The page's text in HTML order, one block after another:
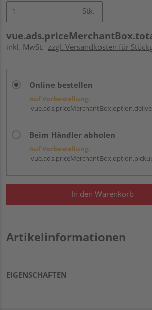
Stk.
inkl. MwSt. zzgl. Versandkosten für
Online bestellen
Auf Vorbestellung:
Beim Händler abholen
Auf Vorbestellung:
In den Warenkorb
Artikelinformationen
EIGENSCHAFTEN